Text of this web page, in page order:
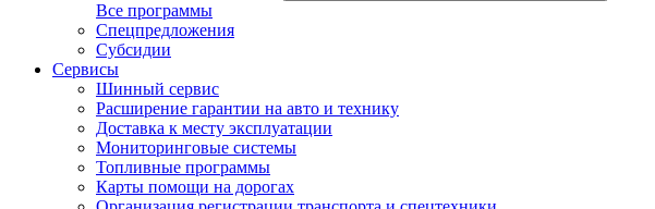
Все программы
Спецпредложения
Субсидии
Сервисы
Шинный сервис
Расширение гарантии на авто и технику
Доставка к месту эксплуатации
Мониторинговые системы
Топливные программы
Карты помощи на дорогах